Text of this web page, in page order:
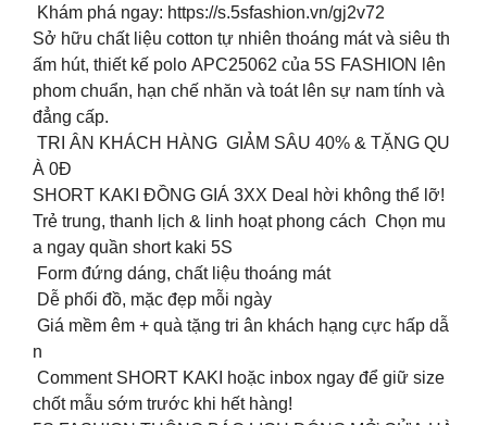
Khám phá ngay: https://s.5sfashion.vn/gj2v72
Sở hữu chất liệu cotton tự nhiên thoáng mát và siêu th
ấm hút, thiết kế polo APC25062 của 5S FASHION lên
phom chuẩn, hạn chế nhăn và toát lên sự nam tính và
đẳng cấp.
TRI ÂN KHÁCH HÀNG GIẢM SÂU 40% & TẶNG QU
À 0Đ
SHORT KAKI ĐỒNG GIÁ 3XX Deal hời không thể lỡ!
Trẻ trung, thanh lịch & linh hoạt phong cách ️ Chọn mu
a ngay quần short kaki 5S
Form đứng dáng, chất liệu thoáng mát
Dễ phối đồ, mặc đẹp mỗi ngày
Giá mềm êm + quà tặng tri ân khách hạng cực hấp dẫ
n
Comment SHORT KAKI hoặc inbox ngay để giữ size
chốt mẫu sớm trước khi hết hàng!